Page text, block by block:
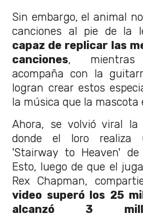
Sin embargo, el animal
canciones al pie de la
capaz de replicar las
canciones,
acompaña con la
logran crear estos
la música que la mascota
Ahora, se volvió viral la
donde el loro realiza
'Stairway to Heaven' de
Esto, luego de que el
Rex Chapman,
video superó los 25
alcanzó 3